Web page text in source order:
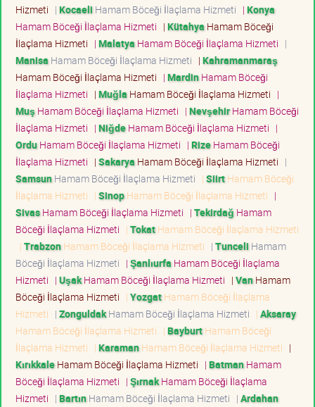
Hizmeti | Kocaeli Hamam Böceği İlaçlama Hizmeti | Konya
Hamam Böceği İlaçlama Hizmeti | Kütahya Hamam Böceği
İlaçlama Hizmeti | Malatya Hamam Böceği İlaçlama Hizmeti |
Manisa Hamam Böceği İlaçlama Hizmeti | Kahramanmaraş
Hamam Böceği İlaçlama Hizmeti | MardinHamam Böceği
İlaçlama Hizmeti | Muğla Hamam Böceği İlaçlama Hizmeti |
Muş Hamam Böceği İlaçlama Hizmeti | NevşehirHamam Böceği
İlaçlama Hizmeti | NiğdeHamam Böceği İlaçlama Hizmeti |
OrduHamam Böceği İlaçlama Hizmeti | RizeHamam Böceği
İlaçlama Hizmeti | Sakarya Hamam Böceği İlaçlama Hizmeti |
SamsunHamam Böceği İlaçlama Hizmeti | SiirtHamam Böceği
İlaçlama Hizmeti | SinopHamam Böceği İlaçlama Hizmeti |
SivasHamam Böceği İlaçlama Hizmeti | Tekirdağ Hamam
Böceği İlaçlama Hizmeti | TokatHamam Böceği İlaçlama Hizmeti
| TrabzonHamam Böceği İlaçlama Hizmeti | Tunceli Hamam
Böceği İlaçlama Hizmeti | Şanlıurfa Hamam Böceği İlaçlama
Hizmeti | UşakHamam Böceği İlaçlama Hizmeti | VanHamam
Böceği İlaçlama Hizmeti | YozgatHamam Böceği İlaçlama
Hizmeti | ZonguldakHamam Böceği İlaçlama Hizmeti | Aksaray
Hamam Böceği İlaçlama Hizmeti | BayburtHamam Böceği
İlaçlama Hizmeti | KaramanHamam Böceği İlaçlama Hizmeti |
KırıkkaleHamam Böceği İlaçlama Hizmeti | BatmanHamam
Böceği İlaçlama Hizmeti | ŞırnakHamam Böceği İlaçlama
Hizmeti | BartınHamam Böceği İlaçlama Hizmeti | Ardahan